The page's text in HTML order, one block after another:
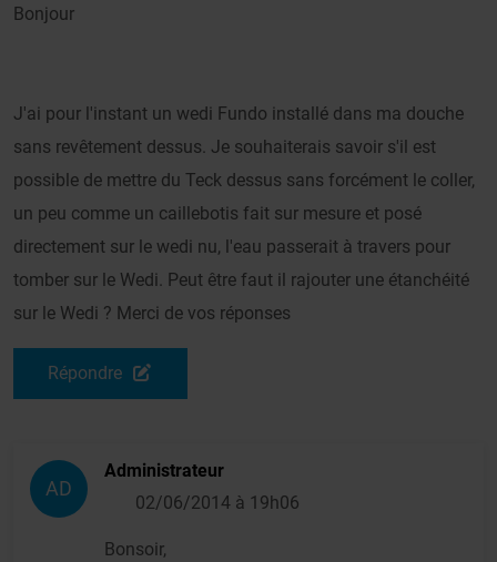
Bonjour
J'ai pour l'instant un wedi Fundo installé dans ma douche
sans revêtement dessus. Je souhaiterais savoir s'il est
possible de mettre du Teck dessus sans forcément le coller,
un peu comme un caillebotis fait sur mesure et posé
directement sur le wedi nu, l'eau passerait à travers pour
tomber sur le Wedi. Peut être faut il rajouter une étanchéité
sur le Wedi ? Merci de vos réponses
Répondre
AD
Administrateur
02/06/2014 à 19h06
Bonsoir,